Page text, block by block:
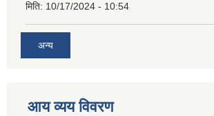
मिति: 10/17/2024 - 10:54
अन्य
आय व्यय विवरण